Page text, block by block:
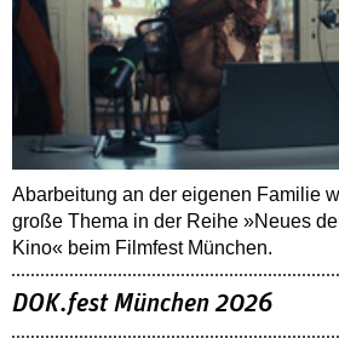
Abarbeitung an der eigenen Familie
große Thema in der Reihe »Neues
Kino« beim Filmfest München.
DOK.fest München 2026